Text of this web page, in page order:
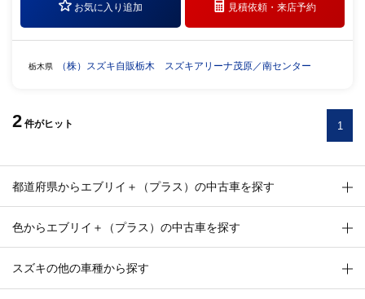
お気に入り追加 見積依頼・来店予約
栃木県 （株）スズキ自販栃木 スズキアリーナ茂原／南センター
2 件がヒット 1
都道府県からエブリイ＋（プラス）の中古車を探す
色からエブリイ＋（プラス）の中古車を探す
スズキの他の車種から探す